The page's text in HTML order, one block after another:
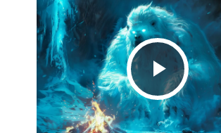
Play